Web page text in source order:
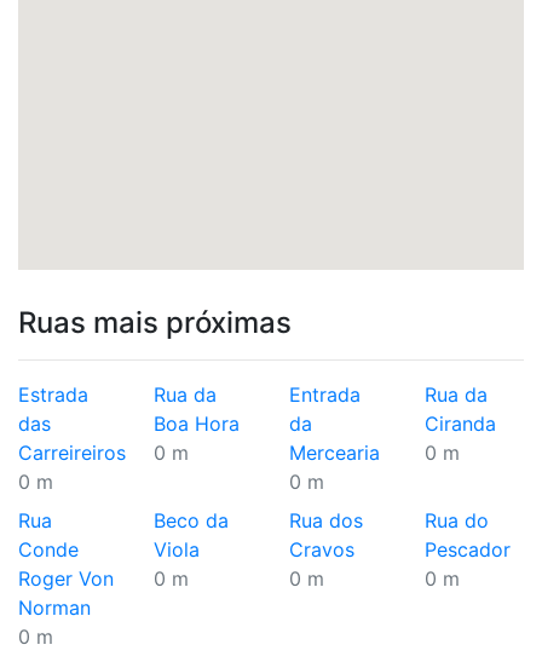
Ruas mais próximas
Estrada
das
Carreireiros
0 m
Rua da
Boa Hora
0 m
Entrada
da
Mercearia
0 m
Rua da
Ciranda
0 m
Rua
Conde
Roger Von
Norman
0 m
Beco da
Viola
0 m
Rua dos
Cravos
0 m
Rua do
Pescador
0 m